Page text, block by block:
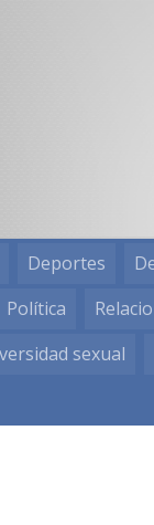
Deportes
Política
sexual